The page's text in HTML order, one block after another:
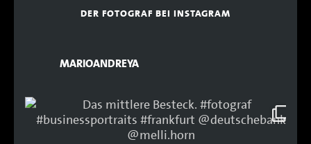
DER FOTOGRAF BEI INSTAGRAM
MARIOANDREYA